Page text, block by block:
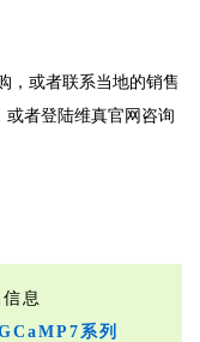
，或者联系当地的销售
或者登陆维真官网咨询
息
系列